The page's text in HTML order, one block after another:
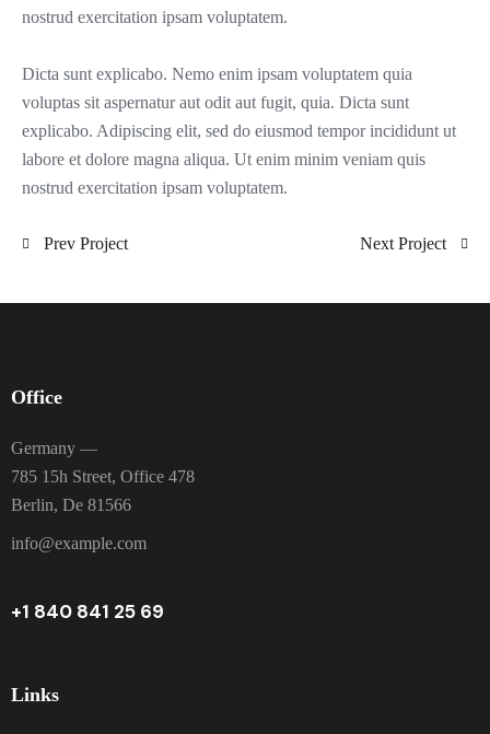
nostrud exercitation ipsam voluptatem.
Dicta sunt explicabo. Nemo enim ipsam voluptatem quia
voluptas sit aspernatur aut odit aut fugit, quia. Dicta sunt
explicabo. Adipiscing elit, sed do eiusmod tempor incididunt ut
labore et dolore magna aliqua. Ut enim minim veniam quis
nostrud exercitation ipsam voluptatem.
Prev Project Next Project
Office
Germany —
785 15h Street, Office 478
Berlin, De 81566
info@example.com
+1 840 841 25 69
Links